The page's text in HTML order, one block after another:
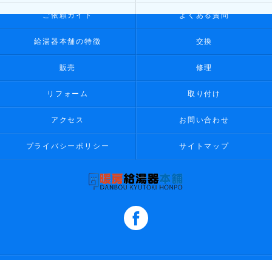
ご依頼ガイド よくある質問
給湯器本舗の特徴 交換
販売 修理
リフォーム 取り付け
アクセス お問い合わせ
プライバシーポリシー サイトマップ